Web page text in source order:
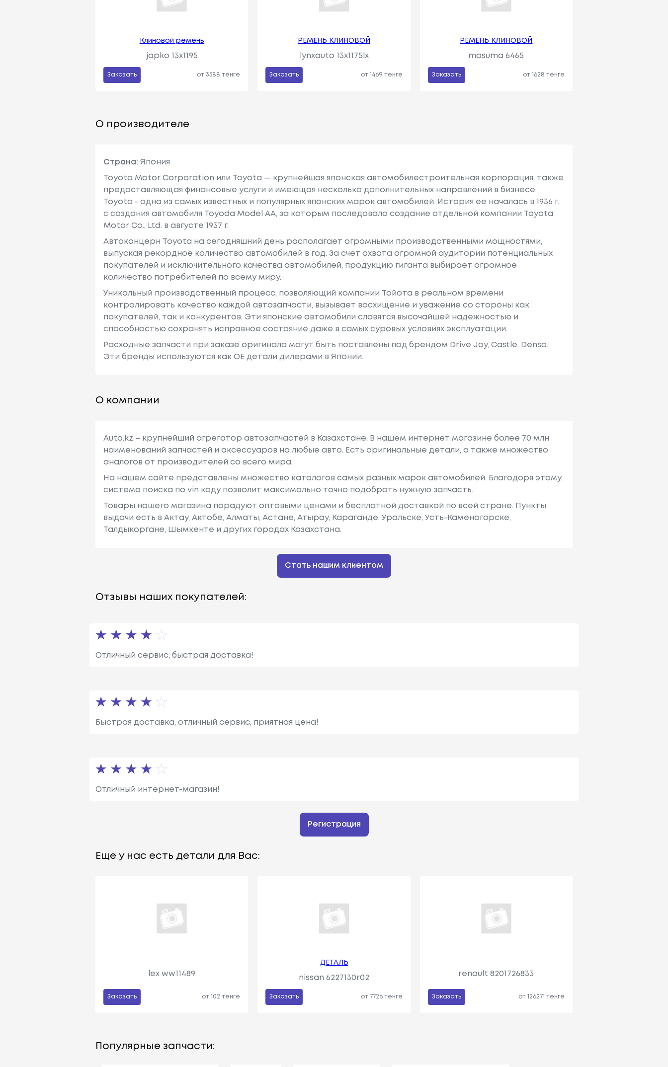
Клиновой ремень
japko 13x1195
Заказать от 3588 тенге
РЕМЕНЬ КЛИНОВОЙ
lynxauto 13x1175lx
Заказать от 1469 тенге
РЕМЕНЬ КЛИНОВОЙ
masuma 6465
Заказать от 1628 тенге
О производителе
Страна: Япония
Toyota Motor Corporation или Toyota — крупнейшая японская автомобилестроительная корпорация, также
предоставляющая финансовые услуги и имеющая несколько дополнительных направлений в бизнесе.
Toyota - одна из самых известных и популярных японских марок автомобилей. История ее началась в 1936 г.
с создания автомобиля Toyoda Model AA, за которым последовало создание отдельной компании Toyota
Motor Co., Ltd. в августе 1937 г.
Автоконцерн Toyota на сегодняшний день располагает огромными производственными мощностями,
выпуская рекордное количество автомобилей в год. За счет охвата огромной аудитории потенциальных
покупателей и исключительного качества автомобилей, продукцию гиганта выбирает огромное
количество потребителей по всему миру.
Уникальный производственный процесс, позволяющий компании Тойота в реальном времени
контролировать качество каждой автозапчасти, вызывает восхищение и уважение со стороны как
покупателей, так и конкурентов. Эти японские автомобили славятся высочайшей надежностью и
способностью сохранять исправное состояние даже в самых суровых условиях эксплуатации.
Расходные запчасти при заказе оригинала могут быть поставлены под брендом Drive Joy, Castle, Denso.
Эти бренды используются как ОЕ детали дилерами в Японии.
О компании
Auto.kz – крупнейший агрегатор автозапчастей в Казахстане. В нашем интернет магазине более 70 млн
наименований запчастей и аксессуаров на любые авто. Есть оригинальные детали, а также множество
аналогов от производителей со всего мира.
На нашем сайте представлены множество каталогов самых разных марок автомобилей. Благодоря этому,
система поиска по vin коду позволит максимально точно подобрать нужную запчасть.
Товары нашего магазина порадуют оптовыми ценами и бесплатной доставкой по всей стране. Пункты
выдачи есть в Актау, Актобе, Алматы, Астане, Атырау, Караганде, Уральске, Усть-Каменогорске,
Талдыкоргане, Шымкенте и других городах Казахстана.
Стать нашим клиентом
Отзывы наших покупателей:
Отличный сервис, быстрая доставка!
Быстрая доставка, отличный сервис, приятная цена!
Отличный интернет-магазин!
Регистрация
Еще у нас есть детали для Вас:
lex ww11489
Заказать от 102 тенге
ДЕТАЛЬ
nissan 6227130r02
Заказать от 7726 тенге
renault 8201726833
Заказать от 126271 тенге
Популярные запчасти: